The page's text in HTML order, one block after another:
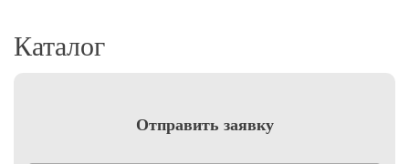
Каталог
Отправить заявку